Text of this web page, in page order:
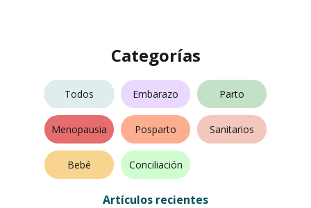
Categorías
Embarazo Parto
Posparto Sanitarios
Bebé Conciliación
Menopausia
Fertilidad
Todos
Artículos recientes